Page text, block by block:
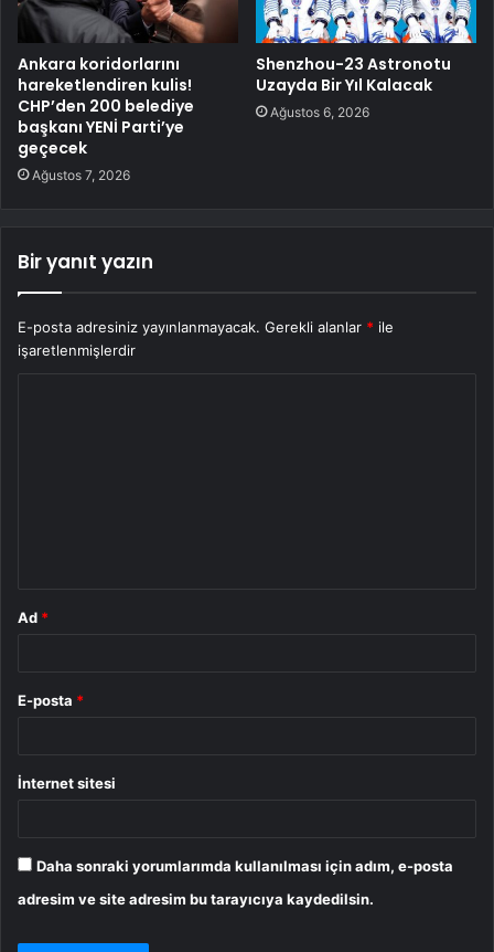
Ankara koridorlarını
hareketlendiren kulis!
CHP’den 200 belediye
başkanı YENİ Parti’ye
geçecek
Ağustos 7, 2026
Shenzhou-23 Astronotu
Uzayda Bir Yıl Kalacak
Ağustos 6, 2026
Bir yanıt yazın
E-posta adresiniz yayınlanmayacak. Gerekli alanlar * ile
işaretlenmişlerdir
Ad *
E-posta *
İnternet sitesi
Daha sonraki yorumlarımda kullanılması için adım, e-posta
adresim ve site adresim bu tarayıcıya kaydedilsin.